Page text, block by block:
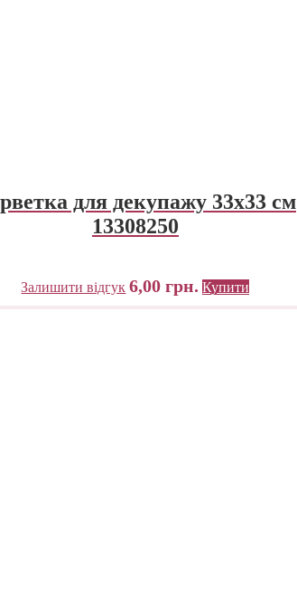
для декупажу 33х33 см
13308250
Залишити відгук 6,00грн. Купити